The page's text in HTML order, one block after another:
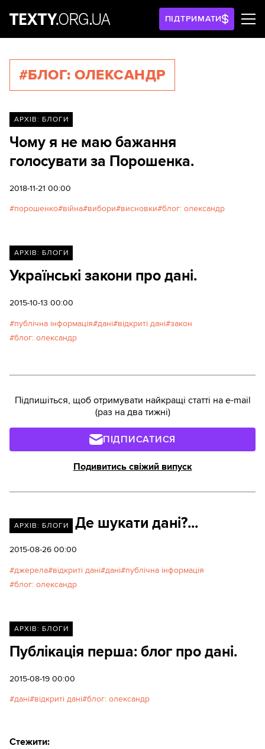
ПІДТРИМАТИ
#БЛОГ: ОЛЕКСАНДР
АРХІВ: БЛОГИ
Чому я не маю бажання
голосувати за Порошенка.
2018-11-21 00:00
порошенко війна вибори висновки блог: олександр
АРХІВ: БЛОГИ
Українські закони про дані.
2015-10-13 00:00
публічна інформація дані відкриті дані закон
блог: олександр
Підпишіться, щоб отримувати найкращі статті на e-mail
(раз на два тижні)
ПІДПИСАТИСЯ
Подивитись свіжий випуск
АРХІВ: БЛОГИ Де шукати дані?...
2015-08-26 00:00
джерела відкриті дані дані публічна інформація
блог: олександр
АРХІВ: БЛОГИ
Публікація перша: блог про дані.
2015-08-19 00:00
дані відкриті дані блог: олександр
Стежити: